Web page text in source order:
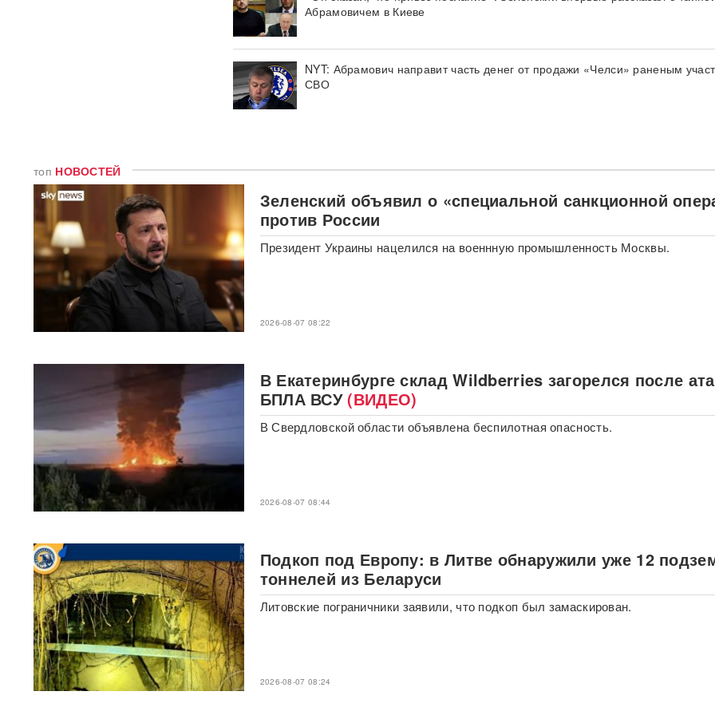
«Украина исчерпала
ресурс»: Залужный признал,
что Россия нашла
противодействие всему
оружию НАТО
В ФРГ ищут причастных к
появлению БПЛА со
взрывчаткой в аэропорту
Лейпцига
Мэр Хиросимы обвинил
ядерным оружием, но
сбросивших атомную бомбу
Экс-посол Украины в США
расплакалась в суде после
обвинений в коррупции
"Латвия спасена": сенатор
Пушков высмеял слова
В бургерах пяти крупнейших
фастфудов нашли кишечную
палочку
«Трамп потребовал
объяснений»: в США
сообщили о нехватке ракет
после ударов по Ирану
Абрамовичем в Киеве
NYT: Абрамович направит часть денег от продажи «Челси» раненым
СВО
топ НОВОСТЕЙ
Зеленский объявил о «специальной санкционной
против России
Президент Украины нацелился на военнную промышленность Москвы.
2026-08-07 08:22
В Екатеринбурге склад Wildberries загорелся после
БПЛА ВСУ(ВИДЕО)
В Свердловской области объявлена беспилотная опасность.
2026-08-07 08:44
Подкоп под Европу: в Литве обнаружили уже 12
тоннелей из Беларуси
Литовские пограничники заявили, что подкоп был замаскирован.
2026-08-07 08:24